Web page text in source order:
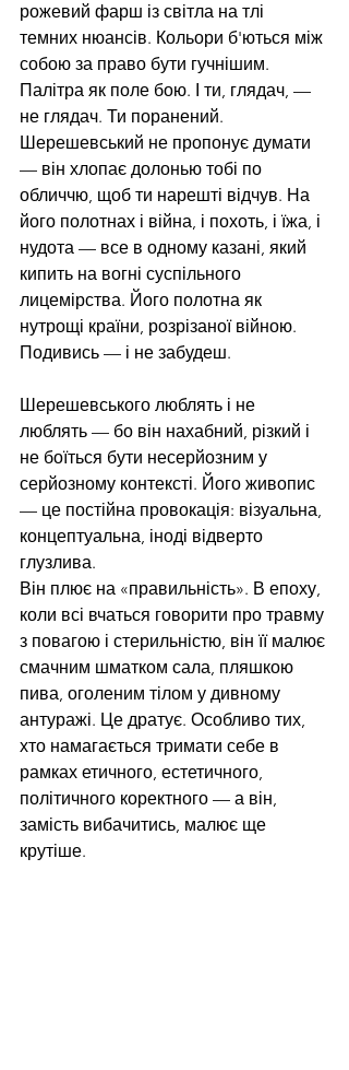
рожевий фарш із світла на тлі
темних нюансів. Кольори б'ються між
собою за право бути гучнішим.
Палітра як поле бою. І ти, глядач, —
не глядач. Ти поранений.
Шерешевський не пропонує думати
— він хлопає долонью тобі по
обличчю, щоб ти нарешті відчув. На
його полотнах і війна, і похоть, і їжа, і
нудота — все в одному казані, який
кипить на вогні суспільного
лицемірства. Його полотна як
нутрощі країни, розрізаної війною.
Подивись — і не забудеш.
Шерешевського люблять і не
люблять — бо він нахабний, різкий і
не боїться бути несерйозним у
серйозному контексті. Його живопис
— це постійна провокація: візуальна,
концептуальна, іноді відверто
глузлива.
Він плює на «правильність». В епоху,
коли всі вчаться говорити про травму
з повагою і стерильністю, він її малює
смачним шматком сала, пляшкою
пива, оголеним тілом у дивному
антуражі. Це дратує. Особливо тих,
хто намагається тримати себе в
рамках етичного, естетичного,
політичного коректного — а він,
замість вибачитись, малює ще
крутіше.